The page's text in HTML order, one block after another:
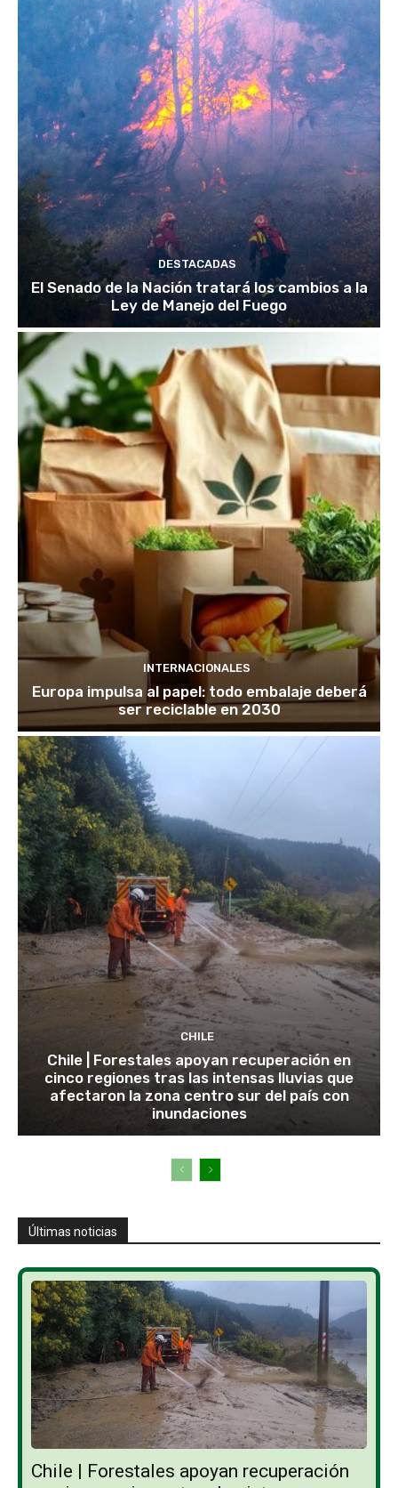
DESTACADAS
El Senado de la Nación tratará los cambios a la
Ley de Manejo del Fuego
INTERNACIONALES
Europa impulsa al papel: todo embalaje deberá
ser reciclable en 2030
CHILE
Chile | Forestales apoyan recuperación en
cinco regiones tras las intensas lluvias que
afectaron la zona centro sur del país con
inundaciones
Últimas noticias
Chile | Forestales apoyan recuperación